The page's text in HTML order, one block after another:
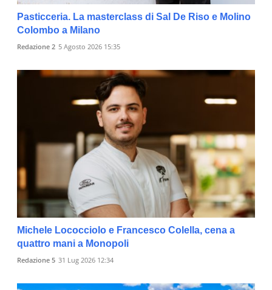
Pasticceria. La masterclass di Sal De Riso e Molino
Colombo a Milano
Redazione 2 5 Agosto 2026 15:35
Michele Lococciolo e Francesco Colella, cena a
quattro mani a Monopoli
Redazione 5 31 Lug 2026 12:34